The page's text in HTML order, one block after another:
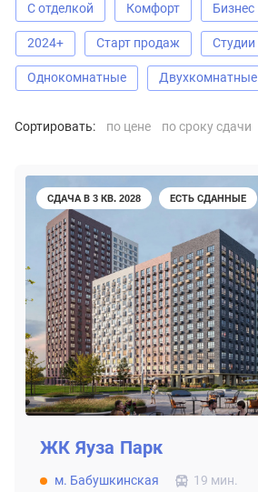
С отделкой Комфорт Бизнес
2024+ старт продаж Студии
Однокомнатные Двухкомнатные
Сортировать: по цене по сроку сдачи
СДАЧА В 3 КВ. 2028 ЕСТЬ СДАННЫЕ
ЖК Яуза Парк
м. Бабушкинская
19 мин.